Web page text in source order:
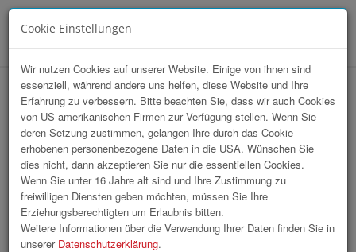
hr-lounge Ost zu Gast bei Billa AG
Cookie Einstellungen
Wir nutzen Cookies auf unserer Website. Einige von ihnen sind
essenziell, während andere uns helfen, diese Website und Ihre
Erfahrung zu verbessern. Bitte beachten Sie, dass wir auch Cookies
von US-amerikanischen Firmen zur Verfügung stellen. Wenn Sie
deren Setzung zustimmen, gelangen Ihre durch das Cookie
erhobenen personenbezogene Daten in die USA. Wünschen Sie
dies nicht, dann akzeptieren Sie nur die essentiellen Cookies.
Wenn Sie unter 16 Jahre alt sind und Ihre Zustimmung zu
freiwilligen Diensten geben möchten, müssen Sie Ihre
Erziehungsberechtigten um Erlaubnis bitten.
Weitere Informationen über die Verwendung Ihrer Daten finden Sie in
unserer Datenschutzerklärung.